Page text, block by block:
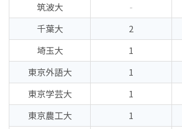
筑波大
-
千葉大
2
埼玉大
1
東京外語大
1
東京学芸大
1
東京農工大
1